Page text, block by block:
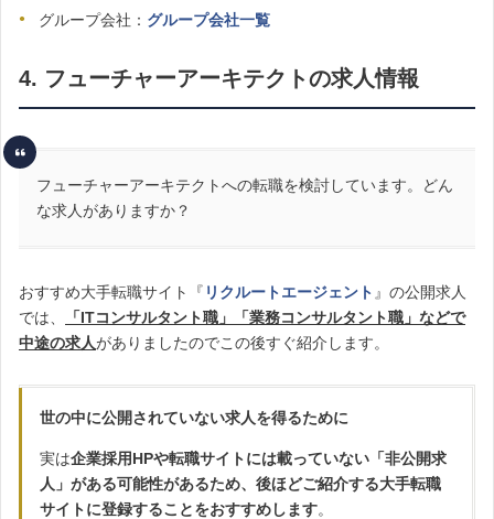
グループ会社： グループ会社一覧
4. フューチャーアーキテクトの求人情報
フューチャーアーキテクトへの転職を検討しています。どん
な求人がありますか？
おすすめ大手転職サイト『 リクルートエージェント 』の公開求人
では、
「ITコンサルタント職」「業務コンサルタント職」などで
中途の求人がありましたのでこの後すぐ紹介します。
世の中に公開されていない求人を得るために
実は企業採用HPや転職サイトには載っていない「非公開求
人」がある可能性があるため、後ほどご紹介する大手転職
サイトに登録することをおすすめします。